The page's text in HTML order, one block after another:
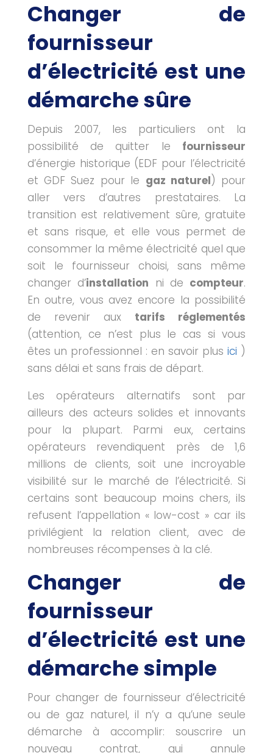
Changer de
fournisseur
d’électricité est une
démarche sûre
Depuis 2007, les particuliers ont la
possibilité de quitter le fournisseur
d’énergie historique (EDF pour l’électricité
et GDF Suez pour le gaz naturel) pour
aller vers d’autres prestataires. La
transition est relativement sûre, gratuite
et sans risque, et elle vous permet de
consommer la même électricité quel que
soit le fournisseur choisi, sans même
changer d’installation ni de compteur.
En outre, vous avez encore la possibilité
de revenir aux tarifs réglementés
(attention, ce n’est plus le cas si vous
êtes un professionnel : en savoir plusici )
sans délai et sans frais de départ.
Les opérateurs alternatifs sont par
ailleurs des acteurs solides et innovants
pour la plupart. Parmi eux, certains
opérateurs revendiquent près de 1,6
millions de clients, soit une incroyable
visibilité sur le marché de l’électricité. Si
certains sont beaucoup moins chers, ils
refusent l’appellation « low-cost » car ils
privilégient la relation client, avec de
nombreuses récompenses à la clé.
Changer de
fournisseur
d’électricité est une
démarche simple
Pour changer de fournisseur d’électricité
ou de gaz naturel, il n’y a qu’une seule
démarche à accomplir: souscrire un
nouveau contrat, qui annule